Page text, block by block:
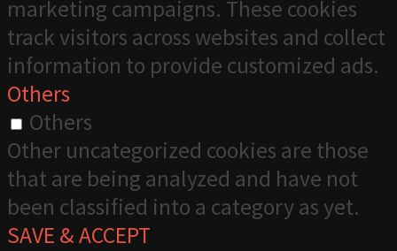
marketing campaigns. These cookies
track visitors across websites and collect
information to provide customized ads.
Others
Others
Other uncategorized cookies are those
that are being analyzed and have not
been classified into a category as yet.
SAVE & ACCEPT